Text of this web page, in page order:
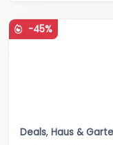
-45%
Deals, Haus &